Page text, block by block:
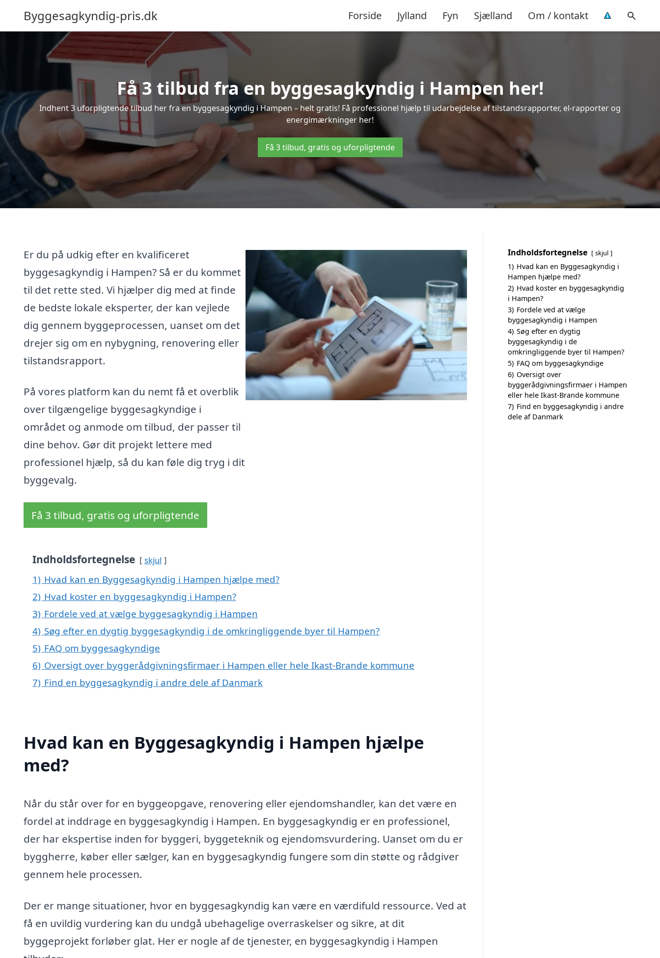
Byggesagkyndig-pris.dk Forside Jylland Fyn Sjælland Om / kontakt
Få 3 tilbud fra en byggesagkyndig i Hampen her!
Indhent 3 uforpligtende tilbud her fra en byggesagkyndig i Hampen – helt gratis! Få professionel hjælp til udarbejdelse af tilstandsrapporter, el-rapporter og
energimærkninger her!
Få 3 tilbud, gratis og uforpligtende
Er du på udkig efter en kvalificeret
byggesagkyndig i Hampen? Så er du kommet
til det rette sted. Vi hjælper dig med at finde
de bedste lokale eksperter, der kan vejlede
dig gennem byggeprocessen, uanset om det
drejer sig om en nybygning, renovering eller
tilstandsrapport.
På vores platform kan du nemt få et overblik
over tilgængelige byggesagkyndige i
området og anmode om tilbud, der passer til
dine behov. Gør dit projekt lettere med
professionel hjælp, så du kan føle dig tryg i dit
byggevalg.
Få 3 tilbud, gratis og uforpligtende
Indholdsfortegnelse skjul
1) Hvad kan en Byggesagkyndig i Hampen hjælpe med?
2) Hvad koster en byggesagkyndig i Hampen?
3) Fordele ved at vælge byggesagkyndig i Hampen
4) Søg efter en dygtig byggesagkyndig i de omkringliggende byer til Hampen?
5) FAQ om byggesagkyndige
6) Oversigt over byggerådgivningsfirmaer i Hampen eller hele Ikast-Brande kommune
7) Find en byggesagkyndig i andre dele af Danmark
Hvad kan en Byggesagkyndig i Hampen hjælpe
med?
Når du står over for en byggeopgave, renovering eller ejendomshandler, kan det være en
fordel at inddrage en byggesagkyndig i Hampen. En byggesagkyndig er en professionel,
der har ekspertise inden for byggeri, byggeteknik og ejendomsvurdering. Uanset om du er
byggherre, køber eller sælger, kan en byggesagkyndig fungere som din støtte og rådgiver
gennem hele processen.
Der er mange situationer, hvor en byggesagkyndig kan være en værdifuld ressource. Ved at
få en uvildig vurdering kan du undgå ubehagelige overraskelser og sikre, at dit
byggeprojekt forløber glat. Her er nogle af de tjenester, en byggesagkyndig i Hampen
Indholdsfortegnelse skjul
1) Hvad kan en Byggesagkyndig i
Hampen hjælpe med?
2) Hvad koster en byggesagkyndig
i Hampen?
3) Fordele ved at vælge
byggesagkyndig i Hampen
4) Søg efter en dygtig
byggesagkyndig i de
omkringliggende byer til Hampen?
5) FAQ om byggesagkyndige
6) Oversigt over
byggerådgivningsfirmaer i Hampen
eller hele Ikast-Brande kommune
7) Find en byggesagkyndig i andre
dele af Danmark